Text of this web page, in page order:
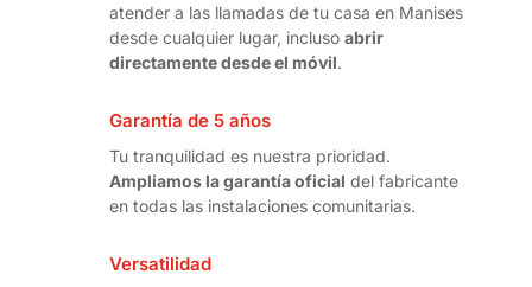
atender a las llamadas de tu casa en Manises
desde cualquier lugar, incluso abrir
directamente desde el móvil.
Garantía de 5 años
Tu tranquilidad es nuestra prioridad.
Ampliamos la garantía oficial del fabricante
en todas las instalaciones comunitarias.
Versatilidad